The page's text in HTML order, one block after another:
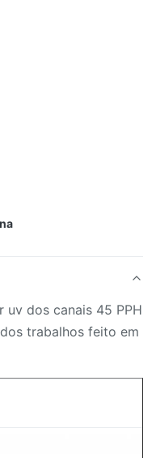
dos canais 45 PPH
trabalhos feito em